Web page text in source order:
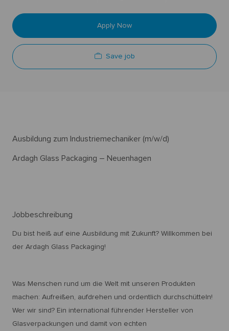
Apply Now
Save job
Ausbildung zum Industriemechaniker (m/w/d)
Ardagh Glass Packaging – Neuenhagen
Jobbeschreibung
Du bist heiß auf eine Ausbildung mit Zukunft? Willkommen bei
der Ardagh Glass Packaging!
Was Menschen rund um die Welt mit unseren Produkten
machen: Aufreißen, aufdrehen und ordentlich durchschütteln!
Wer wir sind? Ein international führender Hersteller von
Glasverpackungen und damit von echten